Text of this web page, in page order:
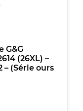
G&G
(26XL) –
– (Série ours